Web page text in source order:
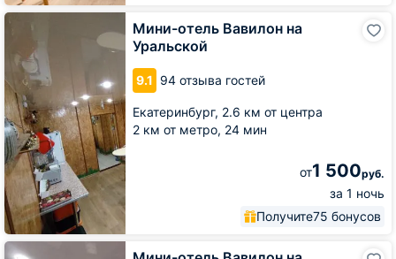
Мини-отель Вавилон на
Уральской
9.1 94 отзыва гостей
Екатеринбург, 2.6 км от центра
2 км от метро, 24 мин
от1 500руб.
за 1 ночь
Получите75 бонусов
Мини-
Вавилон
Уральской
Мини-